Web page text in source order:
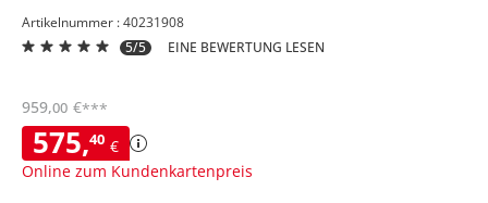
Artikelnummer : 40231908
5/5
EINE BEWERTUNG LESEN
575,40 €
Online zum Kundenkartenpreis
959,00 €***